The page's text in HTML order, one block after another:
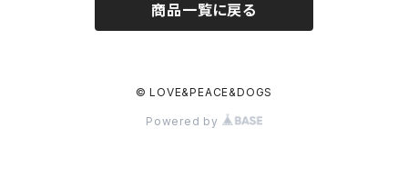
大型犬〜超大型犬向けサイズ
HUNTER（ハンター）社製スリップリード
JOKKE（フィンランド・ヨッケ）製首輪
ボールのおもちゃ
商品一覧に戻る
© LOVE&PEACE&DOGS
Powered by